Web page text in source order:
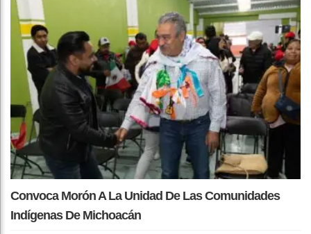
Convoca Morón A La Unidad De Las Comunidades
Indígenas De Michoacán